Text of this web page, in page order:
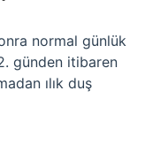
normal günlük
günden itibaren
ılık duş